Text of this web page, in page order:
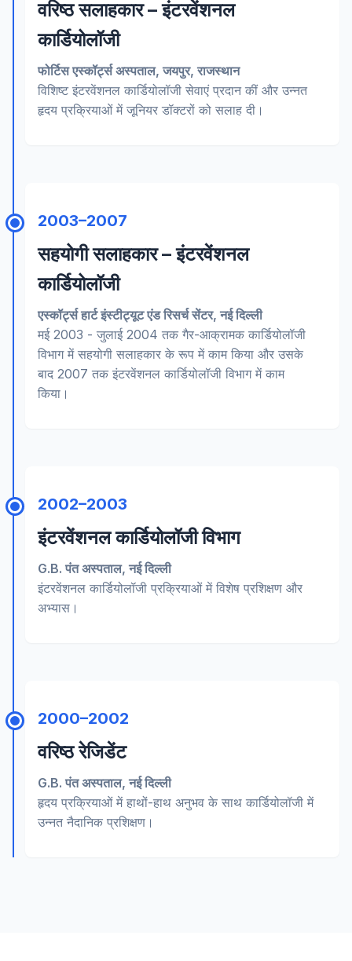
वरिष्ठ सलाहकार – इंटरवेंशनल
कार्डियोलॉजी
फोर्टिस एस्कॉर्ट्स अस्पताल, जयपुर, राजस्थान
विशिष्ट इंटरवेंशनल कार्डियोलॉजी सेवाएं प्रदान कीं और उन्नत
हृदय प्रक्रियाओं में जूनियर डॉक्टरों को सलाह दी।
2003–2007
सहयोगी सलाहकार – इंटरवेंशनल
कार्डियोलॉजी
एस्कॉर्ट्स हार्ट इंस्टीट्यूट एंड रिसर्च सेंटर, नई दिल्ली
मई 2003 - जुलाई 2004 तक गैर-आक्रामक कार्डियोलॉजी
विभाग में सहयोगी सलाहकार के रूप में काम किया और उसके
बाद 2007 तक इंटरवेंशनल कार्डियोलॉजी विभाग में काम
किया।
2002–2003
इंटरवेंशनल कार्डियोलॉजी विभाग
G.B. पंत अस्पताल, नई दिल्ली
इंटरवेंशनल कार्डियोलॉजी प्रक्रियाओं में विशेष प्रशिक्षण और
अभ्यास।
2000–2002
वरिष्ठ रेजिडेंट
G.B. पंत अस्पताल, नई दिल्ली
हृदय प्रक्रियाओं में हाथों-हाथ अनुभव के साथ कार्डियोलॉजी में
उन्नत नैदानिक प्रशिक्षण।